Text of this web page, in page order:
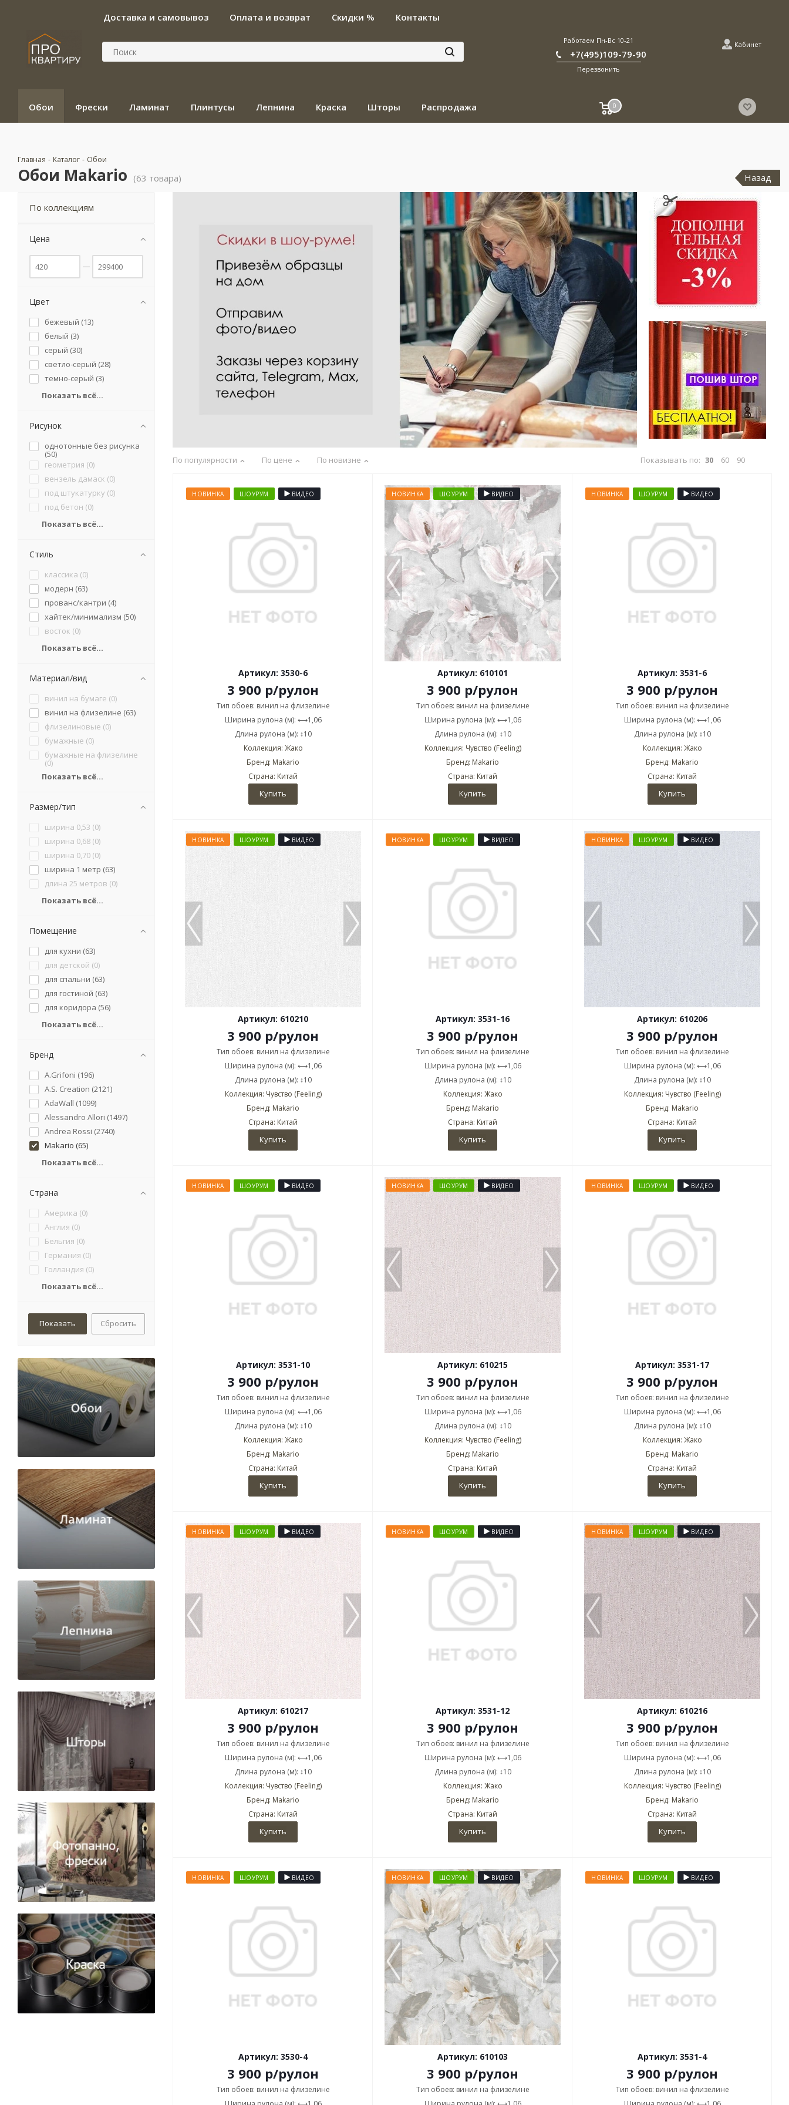
Доставка и самовывоз Оплата и возврат Скидки % Контакты
Работаем Пн-Вс 10-21
+7(495)109-79-90
Перезвонить
Кабинет
Обои Фрески Ламинат Плинтусы Лепнина Краска Шторы Распродажа 0
Главная - Каталог - Обои
Обои Makario (63 товара) Назад
По популярности По цене По новизне Показывать по: 30 60 90
НОВИНКА ШОУРУМ ВИДЕО
Артикул: 3530-6
3 900 р/рулон
Тип обоев: винил на флизелине
Ширина рулона (м): ⟷1,06
Длина рулона (м): ↕10
Коллекция: Жако
Бренд: Makario
Страна: Китай
Купить
НОВИНКА ШОУРУМ ВИДЕО
Артикул: 610101
3 900 р/рулон
Тип обоев: винил на флизелине
Ширина рулона (м): ⟷1,06
Длина рулона (м): ↕10
Коллекция: Чувство (Feeling)
Бренд: Makario
Страна: Китай
Купить
НОВИНКА ШОУРУМ ВИДЕО
Артикул: 3531-6
3 900 р/рулон
Тип обоев: винил на флизелине
Ширина рулона (м): ⟷1,06
Длина рулона (м): ↕10
Коллекция: Жако
Бренд: Makario
Страна: Китай
Купить
НОВИНКА ШОУРУМ ВИДЕО
Артикул: 610210
3 900 р/рулон
Тип обоев: винил на флизелине
Ширина рулона (м): ⟷1,06
Длина рулона (м): ↕10
Коллекция: Чувство (Feeling)
Бренд: Makario
Страна: Китай
Купить
НОВИНКА ШОУРУМ ВИДЕО
Артикул: 3531-16
3 900 р/рулон
Тип обоев: винил на флизелине
Ширина рулона (м): ⟷1,06
Длина рулона (м): ↕10
Коллекция: Жако
Бренд: Makario
Страна: Китай
Купить
НОВИНКА ШОУРУМ ВИДЕО
Артикул: 610206
3 900 р/рулон
Тип обоев: винил на флизелине
Ширина рулона (м): ⟷1,06
Длина рулона (м): ↕10
Коллекция: Чувство (Feeling)
Бренд: Makario
Страна: Китай
Купить
НОВИНКА ШОУРУМ ВИДЕО
Артикул: 3531-10
3 900 р/рулон
Тип обоев: винил на флизелине
Ширина рулона (м): ⟷1,06
Длина рулона (м): ↕10
Коллекция: Жако
Бренд: Makario
Страна: Китай
Купить
НОВИНКА ШОУРУМ ВИДЕО
Артикул: 610215
3 900 р/рулон
Тип обоев: винил на флизелине
Ширина рулона (м): ⟷1,06
Длина рулона (м): ↕10
Коллекция: Чувство (Feeling)
Бренд: Makario
Страна: Китай
Купить
НОВИНКА ШОУРУМ ВИДЕО
Артикул: 3531-17
3 900 р/рулон
Тип обоев: винил на флизелине
Ширина рулона (м): ⟷1,06
Длина рулона (м): ↕10
Коллекция: Жако
Бренд: Makario
Страна: Китай
Купить
НОВИНКА ШОУРУМ ВИДЕО
Артикул: 610217
3 900 р/рулон
Тип обоев: винил на флизелине
Ширина рулона (м): ⟷1,06
Длина рулона (м): ↕10
Коллекция: Чувство (Feeling)
Бренд: Makario
Страна: Китай
Купить
НОВИНКА ШОУРУМ ВИДЕО
Артикул: 3531-12
3 900 р/рулон
Тип обоев: винил на флизелине
Ширина рулона (м): ⟷1,06
Длина рулона (м): ↕10
Коллекция: Жако
Бренд: Makario
Страна: Китай
Купить
НОВИНКА ШОУРУМ ВИДЕО
Артикул: 610216
3 900 р/рулон
Тип обоев: винил на флизелине
Ширина рулона (м): ⟷1,06
Длина рулона (м): ↕10
Коллекция: Чувство (Feeling)
Бренд: Makario
Страна: Китай
Купить
НОВИНКА ШОУРУМ ВИДЕО
Артикул: 3530-4
3 900 р/рулон
Тип обоев: винил на флизелине
НОВИНКА ШОУРУМ ВИДЕО
Артикул: 610103
3 900 р/рулон
Тип обоев: винил на флизелине
НОВИНКА ШОУРУМ ВИДЕО
Артикул: 3531-4
3 900 р/рулон
Тип обоев: винил на флизелине
По коллекциям
Цена
Цвет
бежевый (13)
белый (3)
серый (30)
светло-серый (28)
темно-серый (3)
Показать всё...
Рисунок
однотонные без рисунка
(50)
геометрия (0)
вензель дамаск (0)
под штукатурку (0)
под бетон (0)
Показать всё...
Стиль
классика (0)
модерн (63)
прованс/кантри (4)
хайтек/минимализм (50)
восток (0)
Показать всё...
Материал/вид
винил на бумаге (0)
винил на флизелине (63)
флизелиновые (0)
бумажные (0)
бумажные на флизелине
(0)
Показать всё...
Размер/тип
ширина 0,53 (0)
ширина 0,68 (0)
ширина 0,70 (0)
ширина 1 метр (63)
длина 25 метров (0)
Показать всё...
Помещение
для кухни (63)
для детской (0)
для спальни (63)
для гостиной (63)
для коридора (56)
Показать всё...
Бренд
A.Grifoni (196)
A.S. Creation (2121)
AdaWall (1099)
Alessandro Allori (1497)
Andrea Rossi (2740)
Makario (65)
Показать всё...
Страна
Америка (0)
Англия (0)
Бельгия (0)
Германия (0)
Голландия (0)
Показать всё...
Сбросить